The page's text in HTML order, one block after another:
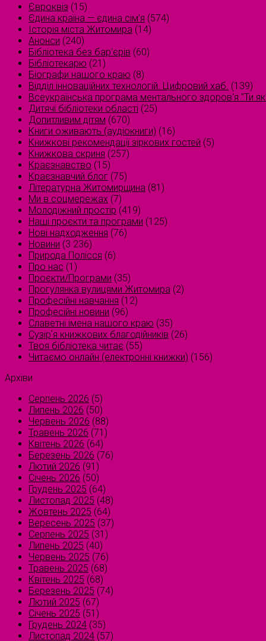
Євроквіз (15)
Єдина країна — єдина сім’я (574)
Історія міста Житомира (14)
Анонси (240)
Бібліотека без бар'єрів (60)
Бібліотекарю (21)
Біографи нашого краю (8)
Відділ інноваційних технологій. Цифровий хаб. (139)
Всеукраїнська програма ментального здоров'я "Ти
Дитячі бібліотеки області (25)
Допитливим дітям (670)
Книги оживають (аудіокниги) (16)
Книжкові рекомендації зіркових гостей (5)
Книжкова скриня (257)
Краєзнавство (15)
Краєзнавчий блог (75)
Літературна Житомирщина (81)
Ми в соцмережах (7)
Молодіжний простір (419)
Наші проєкти та програми (125)
Нові надходження (76)
Новини (3 236)
Природа Полісся (6)
Про нас (1)
Проєкти/Програми (35)
Прогулянка вулицями Житомира (2)
Професійні навчання (12)
Професійні новини (96)
Славетні імена нашого краю (35)
Сузірʼя книжкових благодійників (26)
Твоя бібліотека читає (55)
Читаємо онлайн (електронні книжки) (156)
Архіви
Серпень 2026 (5)
Липень 2026 (50)
Червень 2026 (88)
Травень 2026 (71)
Квітень 2026 (64)
Березень 2026 (76)
Лютий 2026 (91)
Січень 2026 (50)
Грудень 2025 (64)
Листопад 2025 (48)
Жовтень 2025 (64)
Вересень 2025 (37)
Серпень 2025 (31)
Липень 2025 (40)
Червень 2025 (76)
Травень 2025 (68)
Квітень 2025 (68)
Березень 2025 (74)
Лютий 2025 (67)
Січень 2025 (51)
Грудень 2024 (35)
Листопад 2024 (57)